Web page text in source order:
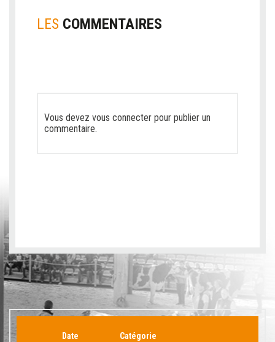
LES COMMENTAIRES
Vous devez vous connecter pour publier un
commentaire.
Date Catégorie